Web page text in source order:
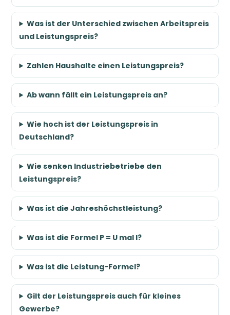
Was ist der Unterschied zwischen Arbeitspreis
und Leistungspreis?
Zahlen Haushalte einen Leistungspreis?
Ab wann fällt ein Leistungspreis an?
Wie hoch ist der Leistungspreis in
Deutschland?
Wie senken Industriebetriebe den
Leistungspreis?
Was ist die Jahreshöchstleistung?
Was ist die Formel P = U mal I?
Was ist die Leistung-Formel?
Gilt der Leistungspreis auch für kleines
Gewerbe?